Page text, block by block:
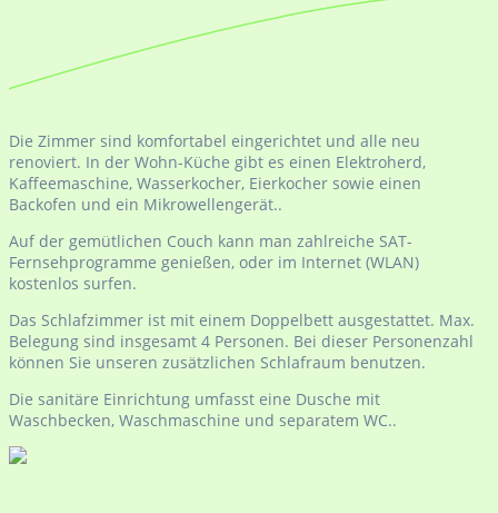
Die Zimmer sind komfortabel eingerichtet und alle neu
renoviert. In der Wohn-Küche gibt es einen Elektroherd,
Kaffeemaschine, Wasserkocher, Eierkocher sowie einen
Backofen und ein Mikrowellengerät..
Auf der gemütlichen Couch kann man zahlreiche SAT-
Fernsehprogramme genießen, oder im Internet (WLAN)
kostenlos surfen.
Das Schlafzimmer ist mit einem Doppelbett ausgestattet. Max.
Belegung sind insgesamt 4 Personen. Bei dieser Personenzahl
können Sie unseren zusätzlichen Schlafraum benutzen.
Die sanitäre Einrichtung umfasst eine Dusche mit
Waschbecken, Waschmaschine und separatem WC..